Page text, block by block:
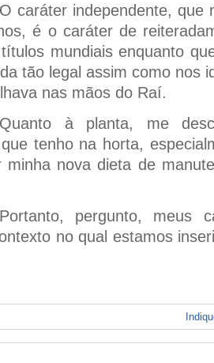
O caráter independente, que
é o caráter de
mundiais enquanto
tão legal assim como nos
nas mãos do Raí.
Quanto à planta, me
tenho na horta,
minha nova dieta de
Portanto, pergunto, meus
no qual estamos